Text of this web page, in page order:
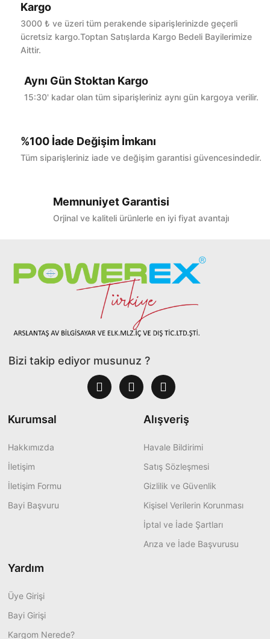
Bu ürüne ilk yorumu siz yapın!
Kargo
3000 ₺ ve üzeri tüm perakende siparişlerinizde geçerli
ücretsiz kargo.Toptan Satışlarda Kargo Bedeli Bayilerimize
Aittir.
Aynı Gün Stoktan Kargo
15:30' kadar olan tüm siparişleriniz aynı gün kargoya verilir.
%100 İade Değişim İmkanı
Tüm siparişleriniz iade ve değişim garantisi güvencesindedir.
Memnuniyet Garantisi
Orjinal ve kaliteli ürünlerle en iyi fiyat avantajı
Bizi takip ediyor musunuz ?
Kurumsal
Hakkımızda
İletişim
İletişim Formu
Bayi Başvuru
Alışveriş
Havale Bildirimi
Satış Sözleşmesi
Gizlilik ve Güvenlik
Kişisel Verilerin Korunması
İptal ve İade Şartları
Arıza ve İade Başvurusu
Yardım
Üye Girişi
Bayi Girişi
Kargom Nerede?